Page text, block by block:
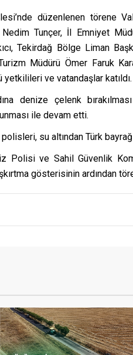
düzenlenen törene
Tunçer, İl Emniyet
Tekirdağ Bölge Liman
Müdürü Ömer Faruk
ve vatandaşlar katıldı.
denize çelenk
ile devam etti.
su altından Türk bayrağı
Polisi ve Sahil Güvenlik
gösterisinin ardından